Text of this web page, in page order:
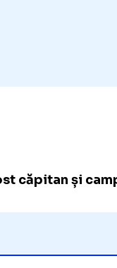
căpitan și